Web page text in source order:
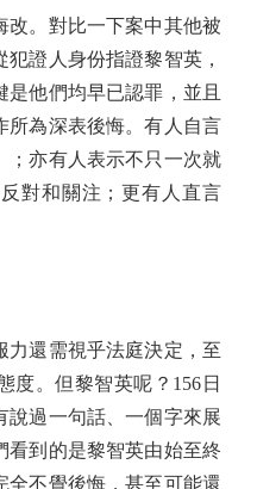
。對比一下案中其他被
證人身份指證黎智英，
他們均早已認罪，並且
所為深表後悔。有人自言
；亦有人表示不只一次就
對和關注；更有人直言
還需視乎法庭決定，至
度。但黎智英呢？156日
說過一句話、一個字來展
看到的是黎智英由始至終
全不覺後悔，甚至可能還